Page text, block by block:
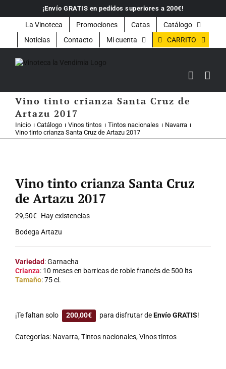
contenido
¡Envío GRATIS en pedidos superiores a 200€!
La Vinoteca Promociones Catas
Catálogo
Noticias
Contacto Mi cuenta CARRITO
Vino tinto crianza Santa Cruz de
Artazu 2017
Inicio Catálogo Vinos tintos Tintos nacionales
Navarra
Vino tinto crianza Santa Cruz de Artazu 2017
Vino tinto crianza Santa Cruz
de Artazu 2017
29,50€ Hay existencias
Bodega Artazu
Variedad: Garnacha
Crianza: 10 meses en barricas de roble francés de 500 lts
Tamaño: 75 cl.
¡Te faltan solo 200,00€ para disfrutar deEnvío GRATIS!
Categorías: Navarra,Tintos nacionales,Vinos tintos